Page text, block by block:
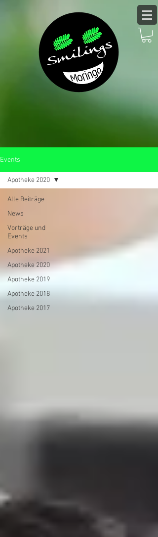
Events
Alle Beiträge
News
Vorträge und
Events
Apotheke 2021
Apotheke 2020
Apotheke 2019
Apotheke 2018
Apotheke 2017
Apotheke 2020